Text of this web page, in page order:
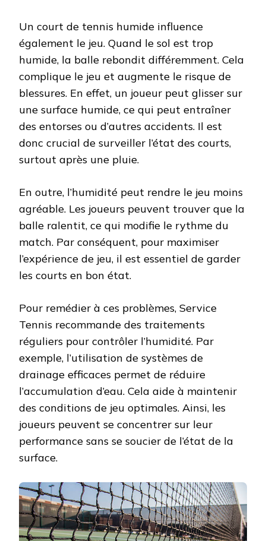
Un court de tennis humide influence
également le jeu. Quand le sol est trop
humide, la balle rebondit différemment. Cela
complique le jeu et augmente le risque de
blessures. En effet, un joueur peut glisser sur
une surface humide, ce qui peut entraîner
des entorses ou d’autres accidents. Il est
donc crucial de surveiller l’état des courts,
surtout après une pluie.
En outre, l’humidité peut rendre le jeu moins
agréable. Les joueurs peuvent trouver que la
balle ralentit, ce qui modifie le rythme du
match. Par conséquent, pour maximiser
l’expérience de jeu, il est essentiel de garder
les courts en bon état.
Pour remédier à ces problèmes, Service
Tennis recommande des traitements
réguliers pour contrôler l’humidité. Par
exemple, l’utilisation de systèmes de
drainage efficaces permet de réduire
l’accumulation d’eau. Cela aide à maintenir
des conditions de jeu optimales. Ainsi, les
joueurs peuvent se concentrer sur leur
performance sans se soucier de l’état de la
surface.